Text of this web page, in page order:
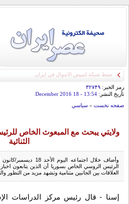
ضبط شبكة لتبييض الاموال في ايران
رمز الخبر: ۳۲۷۴۹
تأريخ النشر: 13:54
- 18 December 2016
صفحه نخست » سياسي
ولايتي يبحث مع المبعوث الخاص
الثنائیة
وأضاف خلال اجتماعه
الرئيس الروسي الخاص بسوريا أن الذين يتابعون
العلاقات بين الجانبين متنامیة وتشهد مزید من التطور
إسنا - قال رئيس مركز الدراسات